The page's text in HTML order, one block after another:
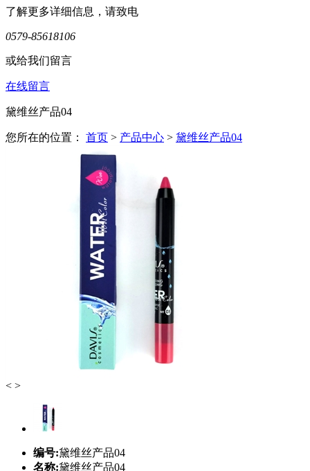
了解更多详细信息，请致电
0579-85618106
或给我们留言
在线留言
黛维丝产品04
您所在的位置： 首页 > 产品中心 > 黛维丝产品04
< >
编号:黛维丝产品04
名称:黛维丝产品04